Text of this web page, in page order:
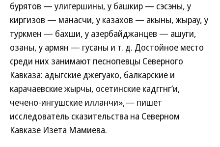
бурятов — улигершины, у башкир — сэсэны, у
киргизов — манасчи, у казахов — акыны, жырау, у
туркмен — бахши, у азербайджанцев — ашуги,
озаны, у армян — гусаны и т. д. Достойное место
среди них занимают песнопевцы Северного
Кавказа: адыгские джегуако, балкарские и
карачаевские жырчы, осетинские кадггнг’и,
чечено-ингушские илланчи»,— пишет
исследователь сказительства на Северном
Кавказе Изета Мамиева.